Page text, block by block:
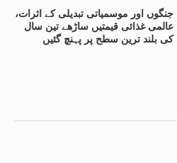
جنگوں اور موسمیاتی تبدیلی کے اثرات،
عالمی غذائی قیمتیں ساڑھے تین سال
کی بلند ترین سطح پر پہنچ گئیں